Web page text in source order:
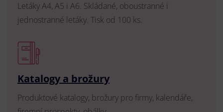
Letáky A4, A5 i A6. Skládané, oboustranné i
jednostranné letáky. Tisk od 100 ks.
Katalogy a brožury
Produktové katalogy, brožury pro firmy, kalendáře,